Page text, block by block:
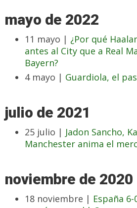
mayo de 2022
11 mayo | ¿Por qué
antes al City que a Real
Bayern?
4 mayo | Guardiola, el
julio de 2021
25 julio | Jadon Sancho,
Manchester anima el
noviembre de 2020
18 noviembre | España